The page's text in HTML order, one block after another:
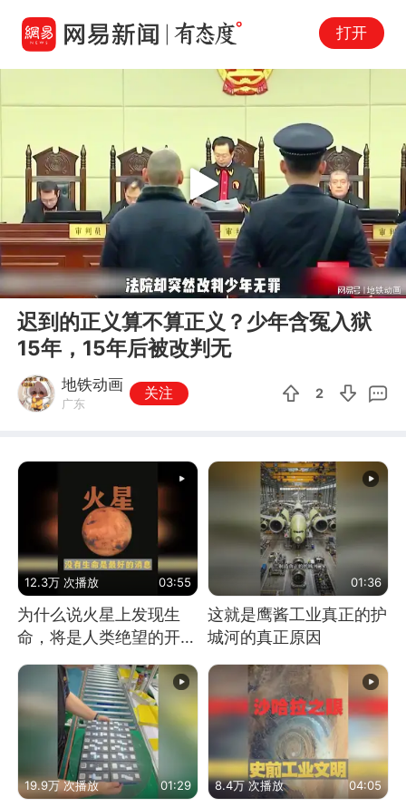
打开
12:21
Play
迟到的正义算不算正义？少年含冤入狱
15年，15年后被改判无
地铁动画
广东
关注 2
12.3万 次播放 03:55
为什么说火星上发现生
命，将是人类绝望的开
始？
01:36
这就是鹰酱工业真正的护
城河的真正原因
19.9万 次播放 01:29 8.4万 次播放 04:05